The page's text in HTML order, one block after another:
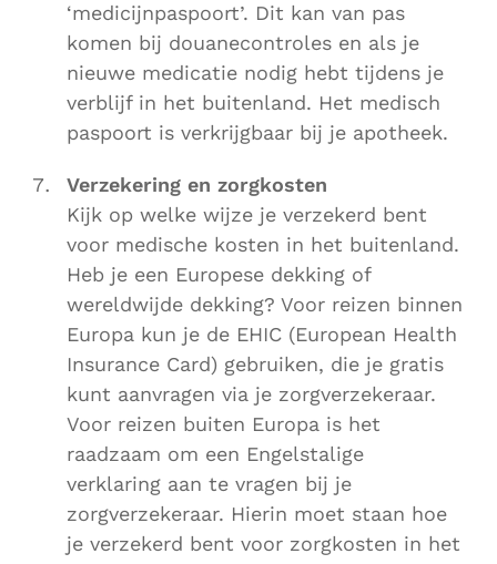
‘medicijnpaspoort’. Dit kan van pas
komen bij douanecontroles en als je
nieuwe medicatie nodig hebt tijdens je
verblijf in het buitenland. Het medisch
paspoort is verkrijgbaar bij je apotheek.
Verzekering en zorgkosten
Kijk op welke wijze je verzekerd bent
voor medische kosten in het buitenland.
Heb je een Europese dekking of
wereldwijde dekking? Voor reizen binnen
Europa kun je de EHIC (European Health
Insurance Card) gebruiken, die je gratis
kunt aanvragen via je zorgverzekeraar.
Voor reizen buiten Europa is het
raadzaam om een Engelstalige
verklaring aan te vragen bij je
zorgverzekeraar. Hierin moet staan hoe
je verzekerd bent voor zorgkosten in het